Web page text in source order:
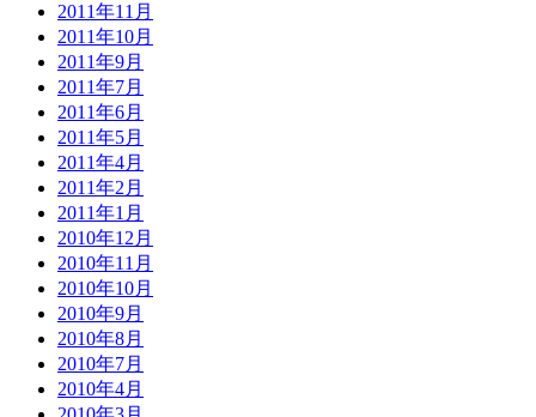
2011年11月
2011年10月
2011年9月
2011年7月
2011年6月
2011年5月
2011年4月
2011年2月
2011年1月
2010年12月
2010年11月
2010年10月
2010年9月
2010年8月
2010年7月
2010年4月